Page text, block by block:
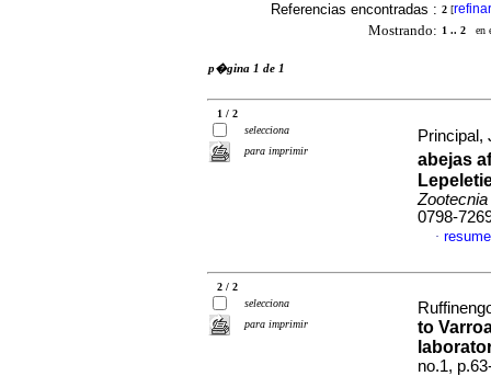
Referencias encontradas : 2 [refinar
Mostrando: 1 .. 2 en
p�gina 1 de 1
1 / 2
selecciona
para imprimir
Principal,
abejas
Zootecnia
0798-
·
2 / 2
selecciona
para imprimir
to
no.1,